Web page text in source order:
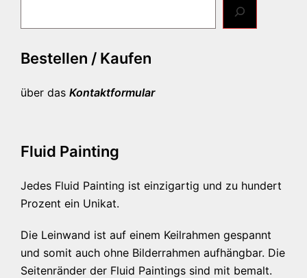
Bestellen / Kaufen
über das Kontaktformular
Fluid Painting
Jedes Fluid Painting ist einzigartig und zu hundert
Prozent ein Unikat.
Die Leinwand ist auf einem Keilrahmen gespannt
und somit auch ohne Bilderrahmen aufhängbar. Die
Seitenränder der Fluid Paintings sind mit bemalt.